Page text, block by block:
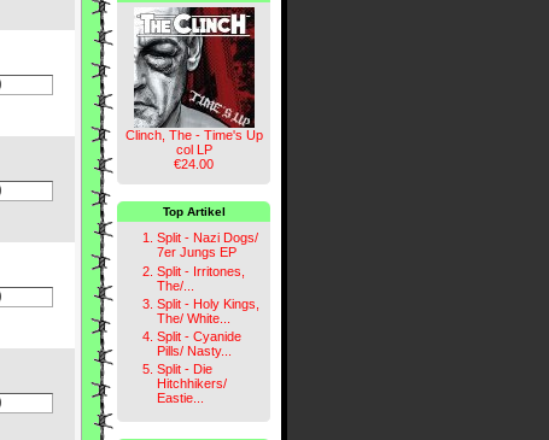
Clinch, The - Time's Up
col LP
€24.00
Top Artikel
Split - Nazi Dogs/
7er Jungs EP
Split - Irritones,
The/...
Split - Holy Kings,
The/ White...
Split - Cyanide
Pills/ Nasty...
Split - Die
Hitchhikers/
Eastie...